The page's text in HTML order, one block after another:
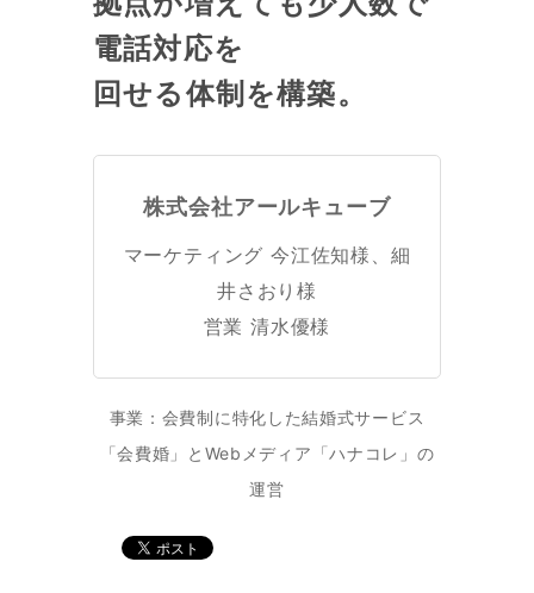
電話対応を
回せる体制を構築。
株式会社アールキューブ
マーケティング 今江佐知様、細
井さおり様
営業 清水優様
事業：会費制に特化した結婚式サービス
「会費婚」とWebメディア「ハナコレ」の
運営